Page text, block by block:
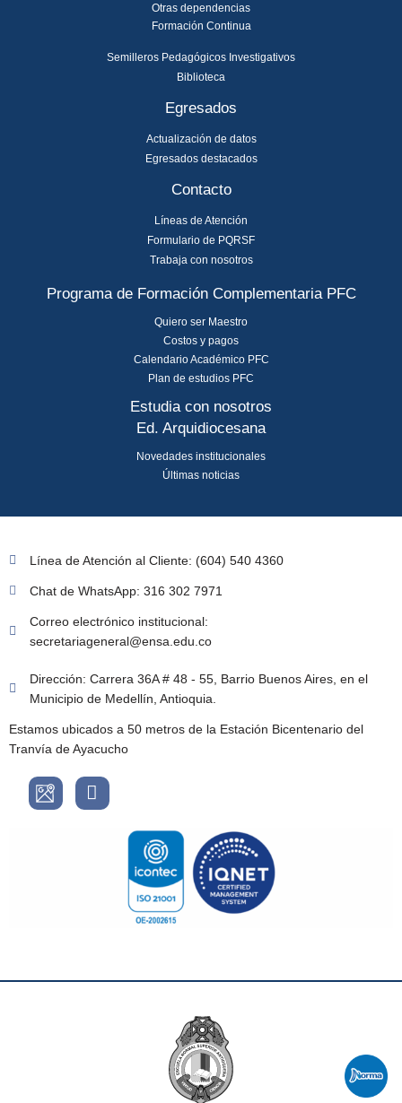
Otras dependencias
Formación Continua
Semilleros Pedagógicos Investigativos
Biblioteca
Egresados
Actualización de datos
Egresados destacados
Contacto
Líneas de Atención
Formulario de PQRSF
Trabaja con nosotros
Programa de Formación Complementaria PFC
Quiero ser Maestro
Costos y pagos
Calendario Académico PFC
Plan de estudios PFC
Estudia con nosotros
Ed. Arquidiocesana
Novedades institucionales
Últimas noticias
Línea de Atención al Cliente: (604) 540 4360
Chat de WhatsApp: 316 302 7971
Correo electrónico institucional:
secretariageneral@ensa.edu.co
Dirección: Carrera 36A # 48 - 55, Barrio Buenos Aires, en el
Municipio de Medellín, Antioquia.
Estamos ubicados a 50 metros de la Estación Bicentenario del
Tranvía de Ayacucho